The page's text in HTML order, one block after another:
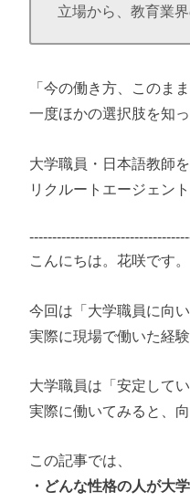
立場から、教育業
「今の働き方、このま
一度ほかの選択肢を知
大学職員・日本語教師
リクルートエージェント
こんにちは。花咲です。
今回は「大学職員に向
実際に現場で働いた経
大学職員は「安定して
実際に働いてみると、
この記事では、
・どんな性格の人が大